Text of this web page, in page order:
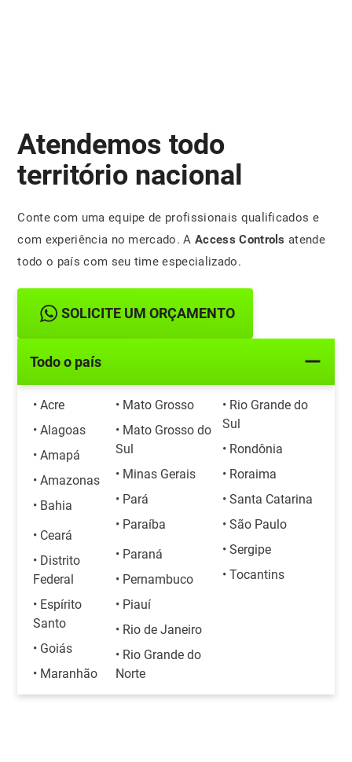
Atendemos todo
território nacional
Conte com uma equipe de profissionais qualificados e
com experiência no mercado. AAccess Controls atende
todo o país com seu time especializado.
SOLICITE UM ORÇAMENTO
Todo o país
• Acre
• Alagoas
• Amapá
• Amazonas
• Bahia
• Ceará
• Distrito
Federal
• Espírito
Santo
• Goiás
• Maranhão
• Mato Grosso
• Mato Grosso do
Sul
• Minas Gerais
• Pará
• Paraíba
• Paraná
• Pernambuco
• Piauí
• Rio de Janeiro
• Rio Grande do
Norte
• Rio Grande do
Sul
• Rondônia
• Roraima
• Santa Catarina
• São Paulo
• Sergipe
• Tocantins